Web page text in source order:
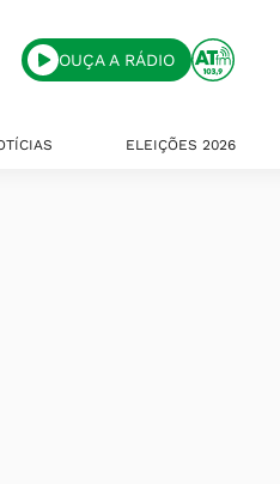
OUÇA A RÁDIO
ELEIÇÕES 2026